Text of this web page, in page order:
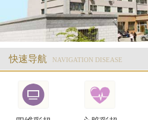
快速导航 NAVIGATION DISEASE